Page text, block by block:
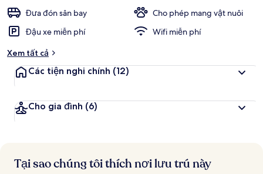
Đưa đón sân bay
Cho phép mang vật nuôi
Đậu xe miễn phí
Wifi miễn phí
Xem tất cả
Các tiện nghi chính (12)
Cho gia đình (6)
Tại sao chúng tôi thích nơi lưu trú này